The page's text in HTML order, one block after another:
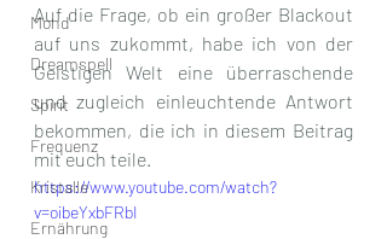
Mond
Dreamspell
Spirit
Frequenz
Kristalle
Ernährung
Auf die Frage, ob ein großer Blackout
auf uns zukommt, habe ich von der
Geistigen Welt eine überraschende
und zugleich einleuchtende Antwort
bekommen, die ich in diesem Beitrag
mit euch teile.
https://www.youtube.com/watch?
v=oibeYxbFRbI